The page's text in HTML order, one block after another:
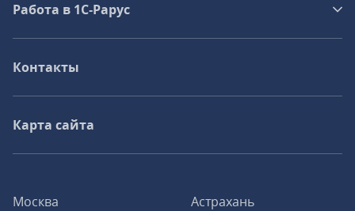
Москва
Астрахань
Работа в 1С‑Рарус
Контакты
Карта сайта